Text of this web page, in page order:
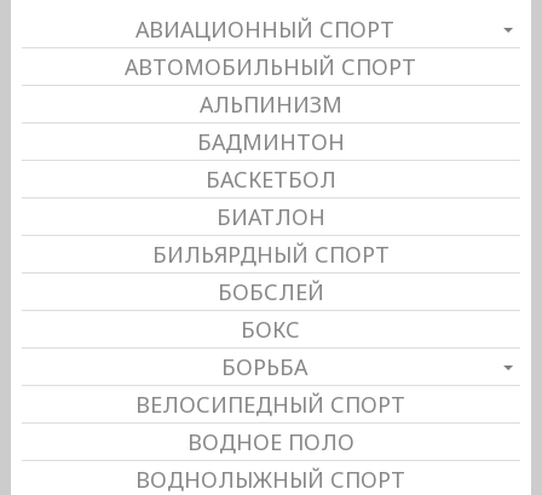
АВИАЦИОННЫЙ СПОРТ
АВТОМОБИЛЬНЫЙ СПОРТ
АЛЬПИНИЗМ
БАДМИНТОН
БАСКЕТБОЛ
БИАТЛОН
БИЛЬЯРДНЫЙ СПОРТ
БОБСЛЕЙ
БОКС
БОРЬБА
ВЕЛОСИПЕДНЫЙ СПОРТ
ВОДНОЕ ПОЛО
ВОДНОЛЫЖНЫЙ СПОРТ